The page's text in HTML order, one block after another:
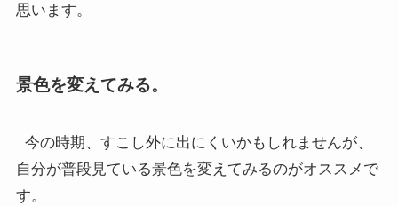
思います。
景色を変えてみる。
今の時期、すこし外に出にくいかもしれませんが、
自分が普段見ている景色を変えてみるのがオススメで
す。